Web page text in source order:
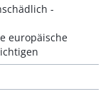
-
europäische